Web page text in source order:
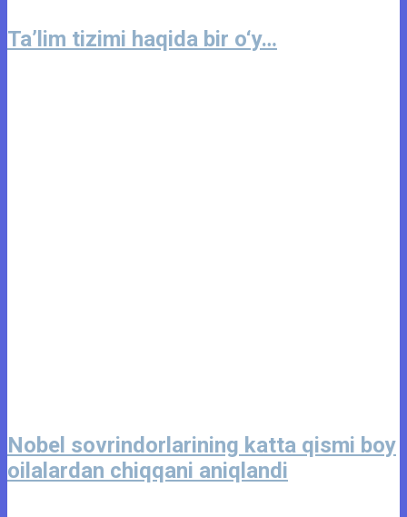
Ta’lim tizimi haqida bir o‘y…
Nobel sovrindorlarining katta qismi boy
oilalardan chiqqani aniqlandi